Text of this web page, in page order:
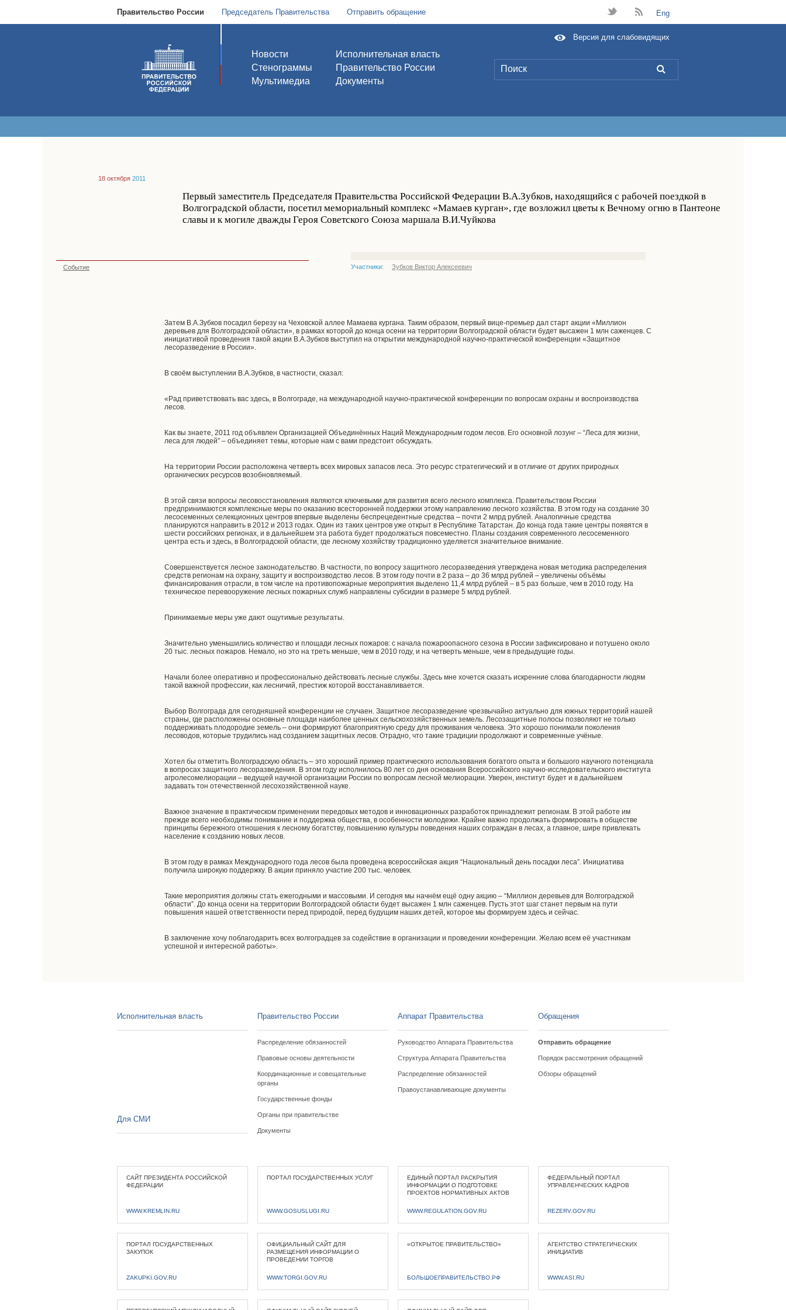
Правительство России Председатель Правительства Отправить обращение t B Eng
Новости
Стенограммы
Мультимедиа
Исполнительная власть
Правительство России
Документы
L
Версия для слабовидящих
18 октября 2011
Первый заместитель Председателя Правительства Российской Федерации В.А.Зубков, находящийся с рабочей поездкой в
Волгоградской области, посетил мемориальный комплекс «Мамаев курган», где возложил цветы к Вечному огню в Пантеоне
славы и к могиле дважды Героя Советского Союза маршала В.И.Чуйкова
Событие Участники: Зубков Виктор Алексеевич
Затем В.А.Зубков посадил березу на Чеховской аллее Мамаева кургана. Таким образом, первый вице-премьер дал старт акции «Миллион
деревьев для Волгоградской области», в рамках которой до конца осени на территории Волгоградской области будет высажен 1 млн саженцев. С
инициативой проведения такой акции В.А.Зубков выступил на открытии международной научно-практической конференции «Защитное
лесоразведение в России».
В своём выступлении В.А.Зубков, в частности, сказал:
«Рад приветствовать вас здесь, в Волгограде, на международной научно-практической конференции по вопросам охраны и воспроизводства
лесов.
Как вы знаете, 2011 год объявлен Организацией Объединённых Наций Международным годом лесов. Его основной лозунг – “Леса для жизни,
леса для людей” – объединяет темы, которые нам с вами предстоит обсуждать.
На территории России расположена четверть всех мировых запасов леса. Это ресурс стратегический и в отличие от других природных
органических ресурсов возобновляемый.
В этой связи вопросы лесовосстановления являются ключевыми для развития всего лесного комплекса. Правительством России
предпринимаются комплексные меры по оказанию всесторонней поддержки этому направлению лесного хозяйства. В этом году на создание 30
лесосеменных селекционных центров впервые выделены беспрецедентные средства – почти 2 млрд рублей. Аналогичные средства
планируются направить в 2012 и 2013 годах. Один из таких центров уже открыт в Республике Татарстан. До конца года такие центры появятся в
шести российских регионах, и в дальнейшем эта работа будет продолжаться повсеместно. Планы создания современного лесосеменного
центра есть и здесь, в Волгоградской области, где лесному хозяйству традиционно уделяется значительное внимание.
Совершенствуется лесное законодательство. В частности, по вопросу защитного лесоразведения утверждена новая методика распределения
средств регионам на охрану, защиту и воспроизводство лесов. В этом году почти в 2 раза – до 36 млрд рублей – увеличены объёмы
финансирования отрасли, в том числе на противопожарные мероприятия выделено 11,4 млрд рублей – в 5 раз больше, чем в 2010 году. На
техническое перевооружение лесных пожарных служб направлены субсидии в размере 5 млрд рублей.
Принимаемые меры уже дают ощутимые результаты.
Значительно уменьшились количество и площади лесных пожаров: с начала пожароопасного сезона в России зафиксировано и потушено около
20 тыс. лесных пожаров. Немало, но это на треть меньше, чем в 2010 году, и на четверть меньше, чем в предыдущие годы.
Начали более оперативно и профессионально действовать лесные службы. Здесь мне хочется сказать искренние слова благодарности людям
такой важной профессии, как лесничий, престиж которой восстанавливается.
Выбор Волгограда для сегодняшней конференции не случаен. Защитное лесоразведение чрезвычайно актуально для южных территорий нашей
страны, где расположены основные площади наиболее ценных сельскохозяйственных земель. Лесозащитные полосы позволяют не только
поддерживать плодородие земель – они формируют благоприятную среду для проживания человека. Это хорошо понимали поколения
лесоводов, которые трудились над созданием защитных лесов. Отрадно, что такие традиции продолжают и современные учёные.
Хотел бы отметить Волгоградскую область – это хороший пример практического использования богатого опыта и большого научного потенциала
в вопросах защитного лесоразведения. В этом году исполнилось 80 лет со дня основания Всероссийского научно-исследовательского института
агролесомелиорации – ведущей научной организации России по вопросам лесной мелиорации. Уверен, институт будет и в дальнейшем
задавать тон отечественной лесохозяйственной науке.
Важное значение в практическом применении передовых методов и инновационных разработок принадлежит регионам. В этой работе им
прежде всего необходимы понимание и поддержка общества, в особенности молодежи. Крайне важно продолжать формировать в обществе
принципы бережного отношения к лесному богатству, повышению культуры поведения наших сограждан в лесах, а главное, шире привлекать
население к созданию новых лесов.
В этом году в рамках Международного года лесов была проведена всероссийская акция “Национальный день посадки леса”. Инициатива
получила широкую поддержку. В акции приняло участие 200 тыс. человек.
Такие мероприятия должны стать ежегодными и массовыми. И сегодня мы начнём ещё одну акцию – “Миллион деревьев для Волгоградской
области”. До конца осени на территории Волгоградской области будет высажен 1 млн саженцев. Пусть этот шаг станет первым на пути
повышения нашей ответственности перед природой, перед будущим наших детей, которое мы формируем здесь и сейчас.
В заключение хочу поблагодарить всех волгоградцев за содействие в организации и проведении конференции. Желаю всем её участникам
успешной и интересной работы».
Исполнительная власть Правительство России
Распределение обязанностей
Правовые основы деятельности
Координационные и совещательные
органы
Государственные фонды
Органы при правительстве
Документы
Аппарат Правительства
Руководство Аппарата Правительства
Структура Аппарата Правительства
Распределение обязанностей
Правоустанавливающие документы
Обращения
Отправить обращение
Порядок рассмотрения обращений
Обзоры обращений
Для СМИ
САЙТ ПРЕЗИДЕНТА РОССИЙСКОЙ
ФЕДЕРАЦИИ
WWW.KREMLIN.RU
ПОРТАЛ ГОСУДАРСТВЕННЫХ УСЛУГ
WWW.GOSUSLUGI.RU
ЕДИНЫЙ ПОРТАЛ РАСКРЫТИЯ
ИНФОРМАЦИИ О ПОДГОТОВКЕ
ПРОЕКТОВ НОРМАТИВНЫХ АКТОВ
WWW.REGULATION.GOV.RU
ФЕДЕРАЛЬНЫЙ ПОРТАЛ
УПРАВЛЕНЧЕСКИХ КАДРОВ
REZERV.GOV.RU
ПОРТАЛ ГОСУДАРСТВЕННЫХ
ЗАКУПОК
ZAKUPKI.GOV.RU
ОФИЦИАЛЬНЫЙ САЙТ ДЛЯ
РАЗМЕЩЕНИЯ ИНФОРМАЦИИ О
ПРОВЕДЕНИИ ТОРГОВ
WWW.TORGI.GOV.RU
«ОТКРЫТОЕ ПРАВИТЕЛЬСТВО»
БОЛЬШОЕПРАВИТЕЛЬСТВО.РФ
АГЕНТСТВО СТРАТЕГИЧЕСКИХ
ИНИЦИАТИВ
WWW.ASI.RU